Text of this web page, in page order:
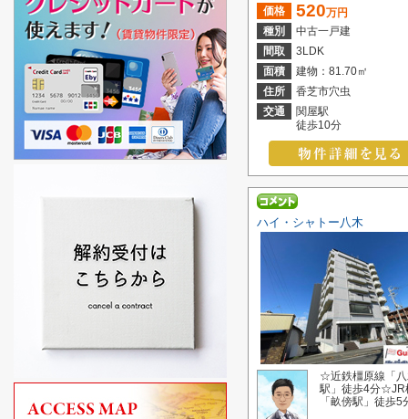
価格 520万円
種別
中古一戸建
間取
3LDK
面積
建物：81.70㎡
住所
香芝市穴虫
交通
関屋駅
徒歩10分
ハイ・シャトー八木
☆近鉄橿原線「
駅」徒歩4分☆JR
「畝傍駅」徒歩5